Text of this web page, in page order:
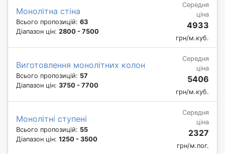
Монолітна стіна
Всього пропозицій: 63
Діапазон цін: 2800 - 7500
Середня
ціна
4933
грн/м.куб.
Виготовлення монолітних колон
Всього пропозицій: 57
Діапазон цін: 3750 - 7700
Середня
ціна
5406
грн/м.куб.
Монолітні ступені
Всього пропозицій: 55
Діапазон цін: 1250 - 3500
Середня
ціна
2327
грн/м.пог.